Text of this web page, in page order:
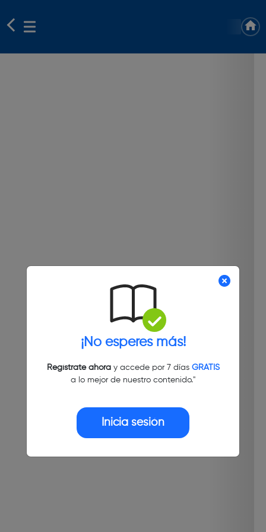
¡No esperes más!
Regístrate ahoray accede por 7 días GRATIS
a lo mejor de nuestro contenido."
Inicia sesión